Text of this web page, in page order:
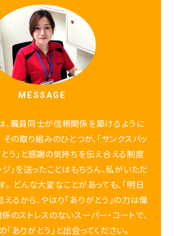
MESSAGE
、職員同士が信頼関係を築けるように
その取り組みのひとつが、「サンクスバッ
とう」と感謝の気持ちを伝え合える制度
ジ」を送ったことはもちろん、私がいただ
。 どんな大変なことがあっても、「明日
えるから、やはり「ありがとう」の力は偉
のストレスのないスーパー・コートで、
ありがとう」と出会ってください。